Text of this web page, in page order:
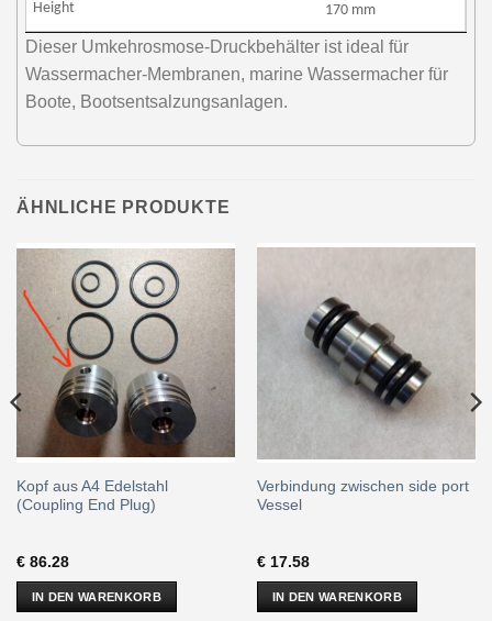
170 mm
Dieser Umkehrosmose-Druckbehälter ist ideal für
Wassermacher-Membranen, marine Wassermacher für
Boote, Bootsentsalzungsanlagen.
ÄHNLICHE PRODUKTE
Kopf aus A4 Edelstahl
(Coupling End Plug)
€86.28
IN DEN WARENKORB
Verbindung zwischen side port
Vessel
€17.58
IN DEN WARENKORB